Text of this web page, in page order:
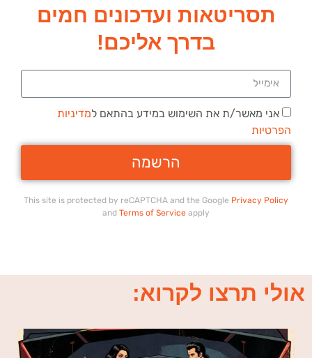
תסריטאות ועדכונים חמים
בדרך אליכם!
אני מאשר/ת את השימוש במידע בהתאם למדיניות
הפרטיות
הרשמה
This site is protected by reCAPTCHA and the Google Privacy Policy
and Terms of Service apply
אולי תרצו לקרוא: